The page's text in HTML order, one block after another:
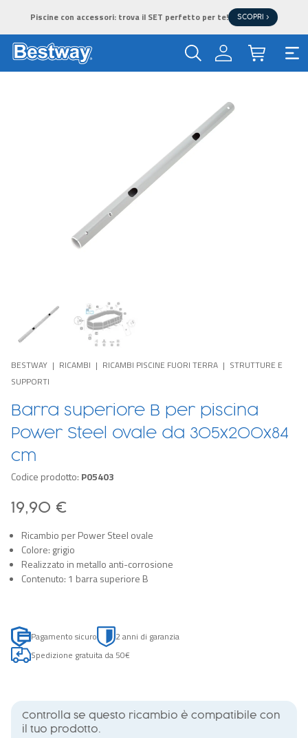
Piscine con accessori: trova il SET perfetto per te! SCOPRI >
BESTWAY RICAMBI RICAMBI PISCINE FUORI TERRA
STRUTTURE E
SUPPORTI
Barra superiore B per piscina
Power Steel ovale da 305x200x84
cm
Codice prodotto: P05403
19,90 €
Ricambio per Power Steel ovale
Colore: grigio
Realizzato in metallo anti-corrosione
Contenuto: 1 barra superiore B
Pagamento sicuro
2 anni di garanzia
Spedizione gratuita da 50€
Controlla se questo ricambio è compatibile con
il tuo prodotto.